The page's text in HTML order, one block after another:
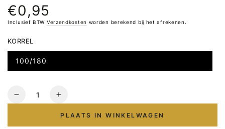
Normale
prijs
€0,95
Inclusief BTW Verzendkosten worden berekend bij het afrekenen.
KORREL
100/180
Hoeveelheid
Verlaag
Verhoog
aantal
PLAATS IN WINKELWAGEN